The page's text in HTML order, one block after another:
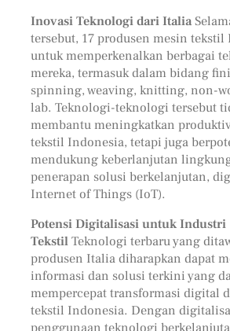
Inovasi Teknologi dari Italia
tersebut, 17 produsen mesin
untuk memperkenalkan berbagai
mereka, termasuk dalam bidang
spinning, weaving, knitting, non-
lab. Teknologi-teknologi tersebut
membantu meningkatkan
tekstil Indonesia, tetapi juga
mendukung keberlanjutan
penerapan solusi berkelanjutan,
Internet of Things (IoT).
Potensi Digitalisasi untuk Industri
TekstilTeknologi terbaru yang
produsen Italia diharapkan dapat
informasi dan solusi terkini yang
mempercepat transformasi digital
tekstil Indonesia. Dengan
penggunaan teknologi